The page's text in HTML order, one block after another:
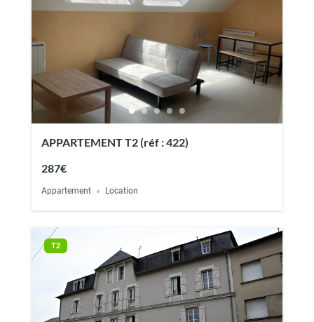
APPARTEMENT T2 (réf : 422)
287€
Appartement Location
T2